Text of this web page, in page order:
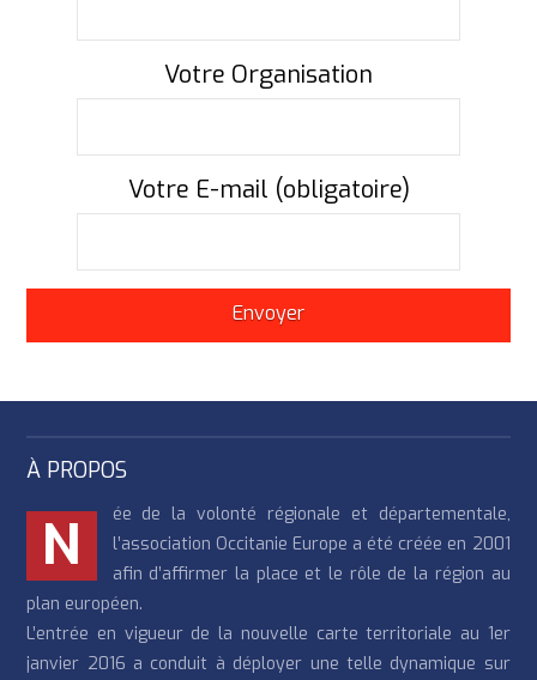
Votre Organisation
Votre E-mail (obligatoire)
À PROPOS
N
ée de la volonté régionale et départementale,
l’association Occitanie Europe a été créée en 2001
afin d’affirmer la place et le rôle de la région au
plan européen.
L’entrée en vigueur de la nouvelle carte territoriale au 1er
janvier 2016 a conduit à déployer une telle dynamique sur